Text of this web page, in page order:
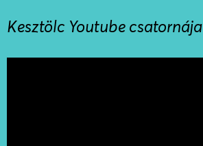
Kesztölc Youtube csatornája